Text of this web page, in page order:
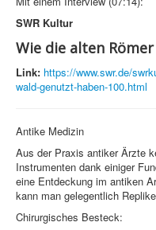
SWR Kultur
Wie die alten
Link: https://www.swr.de/
wald-genutzt-haben-100.html
Antike Medizin
Aus der Praxis antiker Ärzte
Instrumenten dank einiger
eine Entdeckung im antiken
kann man gelegentlich
Chirurgisches Besteck: